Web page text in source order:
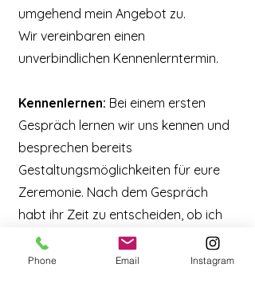
umgehend mein Angebot zu.
Wir vereinbaren einen
unverbindlichen Kennenlerntermin.
Kennenlernen: Bei einem ersten
Gespräch lernen wir uns kennen und
besprechen bereits
Gestaltungsmöglichkeiten für eure
Zeremonie. Nach dem Gespräch
habt ihr Zeit zu entscheiden, ob ich
eure Freie Rednerin sein darf.
Phone Email Instagram